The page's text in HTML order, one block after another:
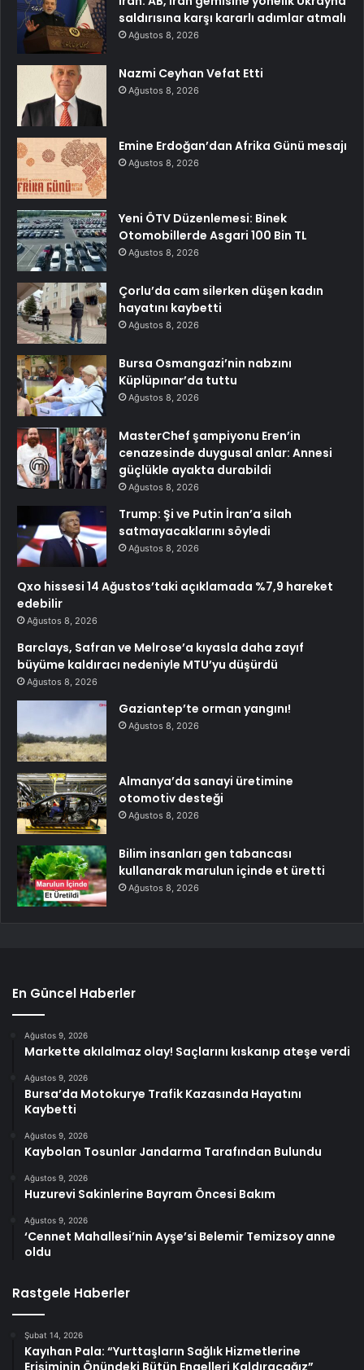
saldırısına karşı kararlı adımlar atmalı
Ağustos 8, 2026
Nazmi Ceyhan Vefat Etti
Ağustos 8, 2026
Emine Erdoğan’dan Afrika Günü mesajı
Ağustos 8, 2026
Yeni ÖTV Düzenlemesi: Binek
Otomobillerde Asgari 100 Bin TL
Ağustos 8, 2026
Çorlu’da cam silerken düşen kadın
hayatını kaybetti
Ağustos 8, 2026
Bursa Osmangazi’nin nabzını
Küplüpınar’da tuttu
Ağustos 8, 2026
MasterChef şampiyonu Eren’in
cenazesinde duygusal anlar: Annesi
güçlükle ayakta durabildi
Ağustos 8, 2026
Trump: Şi ve Putin İran’a silah
satmayacaklarını söyledi
Ağustos 8, 2026
Qxo hissesi 14 Ağustos’taki açıklamada %7,9 hareket
edebilir
Ağustos 8, 2026
Barclays, Safran ve Melrose’a kıyasla daha zayıf
büyüme kaldıracı nedeniyle MTU’yu düşürdü
Ağustos 8, 2026
Gaziantep’te orman yangını!
Ağustos 8, 2026
Almanya’da sanayi üretimine
otomotiv desteği
Ağustos 8, 2026
Bilim insanları gen tabancası
kullanarak marulun içinde et üretti
Ağustos 8, 2026
En Güncel Haberler
Ağustos 9, 2026
Markette akılalmaz olay! Saçlarını kıskanıp ateşe verdi
Ağustos 9, 2026
Bursa’da Motokurye Trafik Kazasında Hayatını
Kaybetti
Ağustos 9, 2026
Kaybolan Tosunlar Jandarma Tarafından Bulundu
Ağustos 9, 2026
Huzurevi Sakinlerine Bayram Öncesi Bakım
Ağustos 9, 2026
‘Cennet Mahallesi’nin Ayşe’si Belemir Temizsoy anne
oldu
Rastgele Haberler
Şubat 14, 2026
Kayıhan Pala: “Yurttaşların Sağlık Hizmetlerine
Erişiminin Önündeki Bütün Engelleri Kaldıracağız”